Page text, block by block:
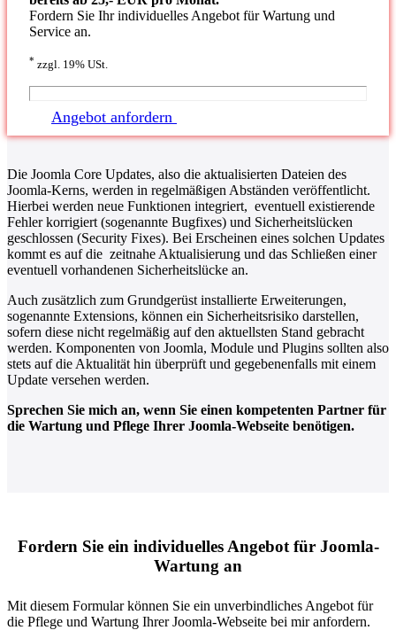
Fordern Sie Ihr individuelles Angebot für Wartung und
Service an.
* zzgl. 19% USt.
Angebot anfordern
Die Joomla Core Updates, also die aktualisierten Dateien des
Joomla-Kerns, werden in regelmäßigen Abständen veröffentlicht.
Hierbei werden neue Funktionen integriert, eventuell existierende
Fehler korrigiert (sogenannte Bugfixes) und Sicherheitslücken
geschlossen (Security Fixes). Bei Erscheinen eines solchen Updates
kommt es auf die zeitnahe Aktualisierung und das Schließen einer
eventuell vorhandenen Sicherheitslücke an.
Auch zusätzlich zum Grundgerüst installierte Erweiterungen,
sogenannte Extensions, können ein Sicherheitsrisiko darstellen,
sofern diese nicht regelmäßig auf den aktuellsten Stand gebracht
werden. Komponenten von Joomla, Module und Plugins sollten also
stets auf die Aktualität hin überprüft und gegebenenfalls mit einem
Update versehen werden.
Sprechen Sie mich an, wenn Sie einen kompetenten Partner für
die Wartung und Pflege Ihrer Joomla-Webseite benötigen.
Fordern Sie ein individuelles Angebot für Joomla-
Wartung an
Mit diesem Formular können Sie ein unverbindliches Angebot für
die Pflege und Wartung Ihrer Joomla-Webseite bei mir anfordern.